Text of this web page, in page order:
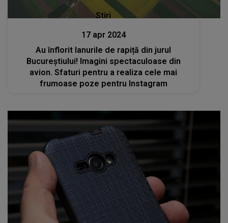
Stiri
17 apr 2024
Au înflorit lanurile de rapiță din jurul
Bucureștiului! Imagini spectaculoase din
avion. Sfaturi pentru a realiza cele mai
frumoase poze pentru Instagram